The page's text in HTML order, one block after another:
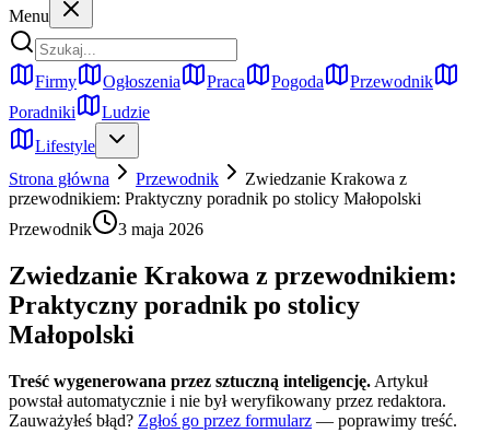
Menu
Firmy Ogłoszenia Praca Pogoda
Przewodnik
Poradniki
Ludzie
Lifestyle
Strona główna
Przewodnik
Zwiedzanie Krakowa z
przewodnikiem: Praktyczny poradnik po stolicy Małopolski
Przewodnik
3 maja 2026
Zwiedzanie Krakowa z przewodnikiem:
Praktyczny poradnik po stolicy
Małopolski
Treść wygenerowana przez sztuczną inteligencję. Artykuł
powstał automatycznie i nie był weryfikowany przez redaktora.
Zauważyłeś błąd? Zgłoś go przez formularz — poprawimy treść.